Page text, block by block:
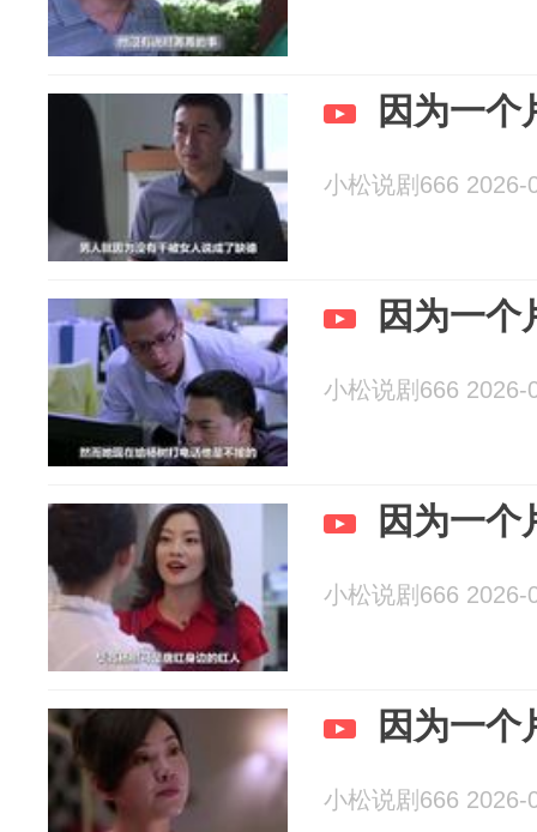
因为一个
小松说剧666 2026-
因为一个
小松说剧666 2026-
因为一个
小松说剧666 2026-
因为一个
小松说剧666 2026-